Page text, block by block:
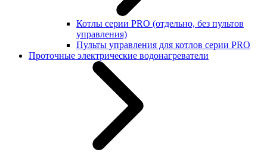
Котлы серии PRO (отдельно, без пультов
управления)
Пульты управления для котлов серии PRO
Проточные электрические водонагреватели